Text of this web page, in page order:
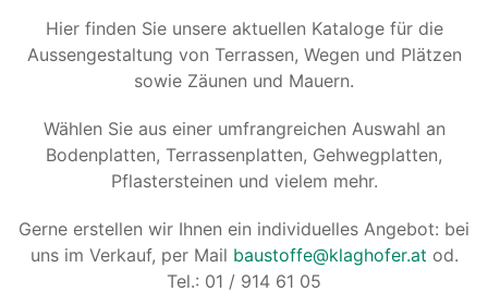
Hier finden Sie unsere aktuellen Kataloge für die
Aussengestaltung von Terrassen, Wegen und Plätzen
sowie Zäunen und Mauern.
Wählen Sie aus einer umfrangreichen Auswahl an
Bodenplatten, Terrassenplatten, Gehwegplatten,
Pflastersteinen und vielem mehr.
Gerne erstellen wir Ihnen ein individuelles Angebot: bei
uns im Verkauf, per Mail baustoffe@klaghofer.at od.
Tel.: 01 / 914 61 05